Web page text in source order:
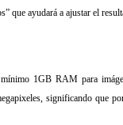
que ayudará a ajustar el
1GB RAM para
significando que